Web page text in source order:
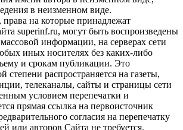
в неизменном виде.
на которые принадлежат
superinf.ru, могут быть воспроизведены
информации, на серверах сети
иных носителях без каких-либо
и срокам публикации. Это
степени распространяется на газеты,
телеканалы, сайты и страницы сети
условием перепечатки и
прямая ссылка на первоисточник
согласия на перепечатку
или авторов Сайта не требуется.